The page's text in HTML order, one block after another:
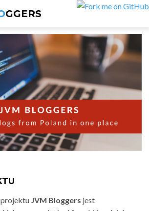
GGERS
projektu JVM Bloggers jest